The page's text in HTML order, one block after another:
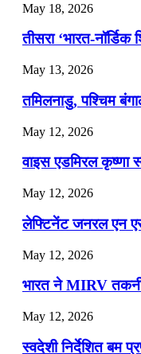
📝 डेली करेंट
July 22, 2026
📝 डेली करेंट
July 19, 2026
📝 डेली करेंट
May 18, 2026
तीसरा ‘भारत-
May 13, 2026
तमिलनाडु, पश्चिम
May 12, 2026
वाइस एडमिरल कृष्णा
May 12, 2026
लेफ्टिनेंट जनरल एन एस
May 12, 2026
भारत ने MIRV
May 12, 2026
स्वदेशी निर्देशित बम